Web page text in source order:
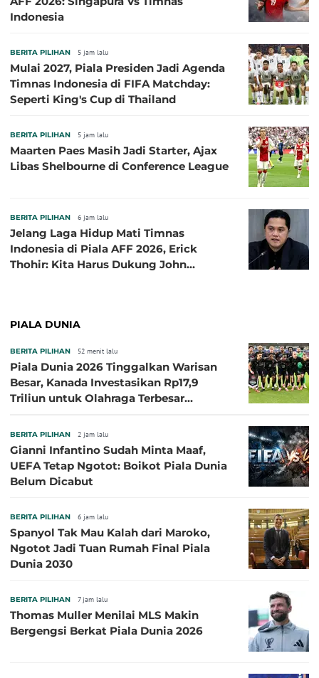
Indonesia
BERITA PILIHAN 5 jam lalu
Mulai 2027, Piala Presiden Jadi Agenda
Timnas Indonesia di FIFA Matchday:
Seperti King's Cup di Thailand
BERITA PILIHAN 5 jam lalu
Maarten Paes Masih Jadi Starter, Ajax
Libas Shelbourne di Conference League
BERITA PILIHAN 6 jam lalu
Jelang Laga Hidup Mati Timnas
Indonesia di Piala AFF 2026, Erick
Thohir: Kita Harus Dukung John
PIALA DUNIA
BERITA PILIHAN 52 menit lalu
Piala Dunia 2026 Tinggalkan Warisan
Besar, Kanada Investasikan Rp17,9
Triliun untuk Olahraga Terbesar
BERITA PILIHAN 2 jam lalu
Gianni Infantino Sudah Minta Maaf,
UEFA Tetap Ngotot: Boikot Piala Dunia
Belum Dicabut
BERITA PILIHAN 6 jam lalu
Spanyol Tak Mau Kalah dari Maroko,
Ngotot Jadi Tuan Rumah Final Piala
Dunia 2030
BERITA PILIHAN 7 jam lalu
Thomas Muller Menilai MLS Makin
Bergengsi Berkat Piala Dunia 2026